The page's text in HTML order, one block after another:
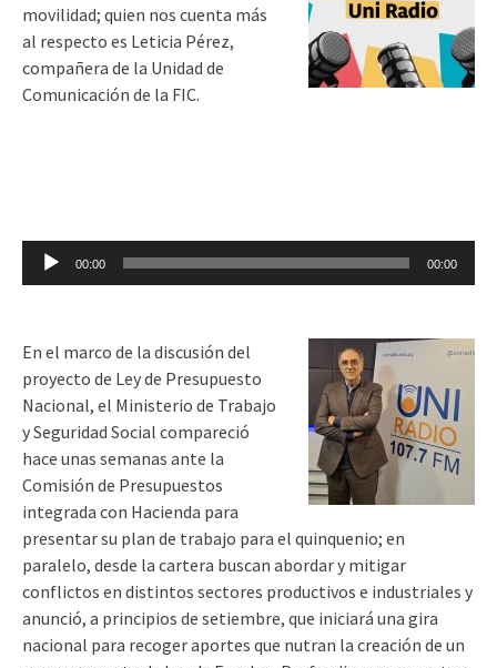
movilidad; quien nos cuenta más
al respecto es Leticia Pérez,
compañera de la Unidad de
Comunicación de la FIC.
Reproductor
00:00 00:00
En el marco de la discusión del
proyecto de Ley de Presupuesto
Nacional, el Ministerio de Trabajo
y Seguridad Social compareció
hace unas semanas ante la
Comisión de Presupuestos
integrada con Hacienda para
presentar su plan de trabajo para el quinquenio; en
paralelo, desde la cartera buscan abordar y mitigar
conflictos en distintos sectores productivos e industriales y
anunció, a principios de setiembre, que iniciará una gira
nacional para recoger aportes que nutran la creación de un